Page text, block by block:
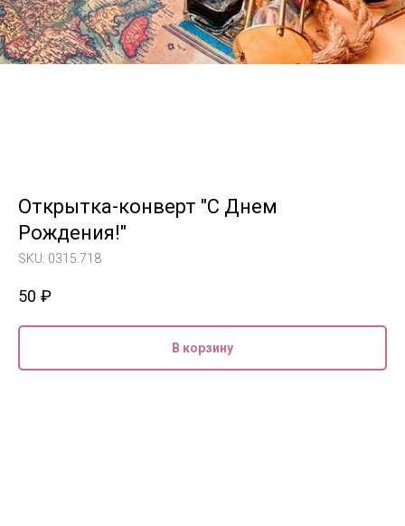
Открытка-конверт "С Днем
Рождения!"
SKU: 0315.718
50 ₽
В корзину